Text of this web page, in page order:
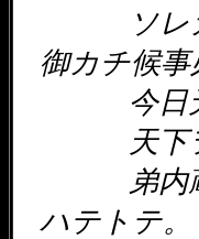
ソ
御カチ候事
今日
天下
弟
ハテトテ。